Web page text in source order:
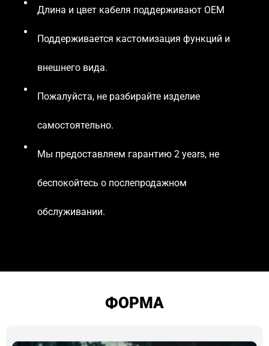
Длина и цвет кабеля поддерживают OEM
Поддерживается кастомизация функций и
внешнего вида.
Пожалуйста, не разбирайте изделие
самостоятельно.
Мы предоставляем гарантию 2 years, не
беспокойтесь о послепродажном
обслуживании.